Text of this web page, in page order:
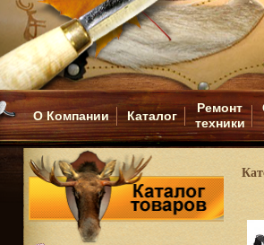
О Компании Каталог
Ремонт
техники